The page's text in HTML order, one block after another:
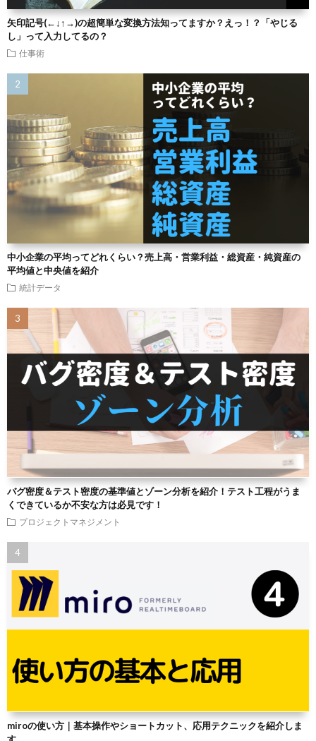
矢印記号(←↓↑→)の超簡単な変換方法知ってますか？えっ！？「やじる
し」って入力してるの？
仕事術
中小企業の平均ってどれくらい？売上高・営業利益・総資産・純資産の
平均値と中央値を紹介
統計データ
バグ密度＆テスト密度の基準値とゾーン分析を紹介！テスト工程がうま
くできているか不安な方は必見です！
プロジェクトマネジメント
miroの使い方｜基本操作やショートカット、応用テクニックを紹介しま
す